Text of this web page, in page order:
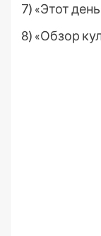
7) «Этот
8) «Обзор